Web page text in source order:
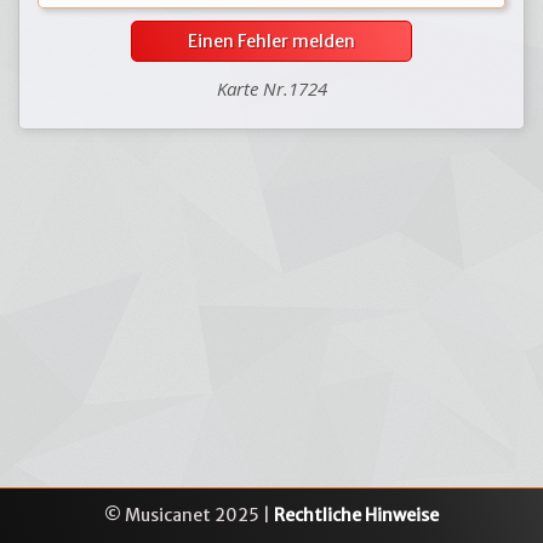
Einen Fehler melden
Karte Nr.1724
© Musicanet 2025 | Rechtliche Hinweise